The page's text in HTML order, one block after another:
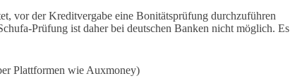
vor der Kreditvergabe eine Bonitätsprüfung durchzuführen
Prüfung ist daher bei deutschen Banken nicht möglich. Es
Plattformen wie Auxmoney)